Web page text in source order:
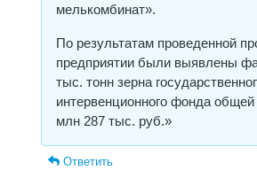
мелькомбинат».
По результатам проведенной
предприятии были выявлены
тыс. тонн зерна
интервенционного фонда
млн 287 тыс. руб.»
Ответить